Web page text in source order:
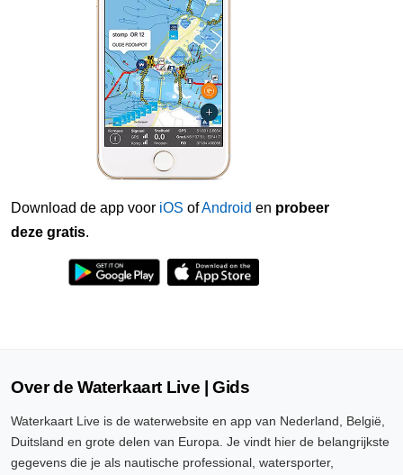
Download de app voor iOS ofAndroid en probeer
deze gratis.
Over de Waterkaart Live | Gids
Waterkaart Live is de waterwebsite en app van Nederland, België,
Duitsland en grote delen van Europa. Je vindt hier de belangrijkste
gegevens die je als nautische professional, watersporter,